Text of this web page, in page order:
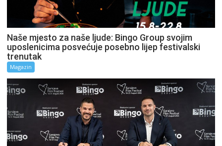
Naše mjesto za naše ljude: Bingo Group svojim
uposlenicima posvećuje posebno lijep festivalski
trenutak
Magazin